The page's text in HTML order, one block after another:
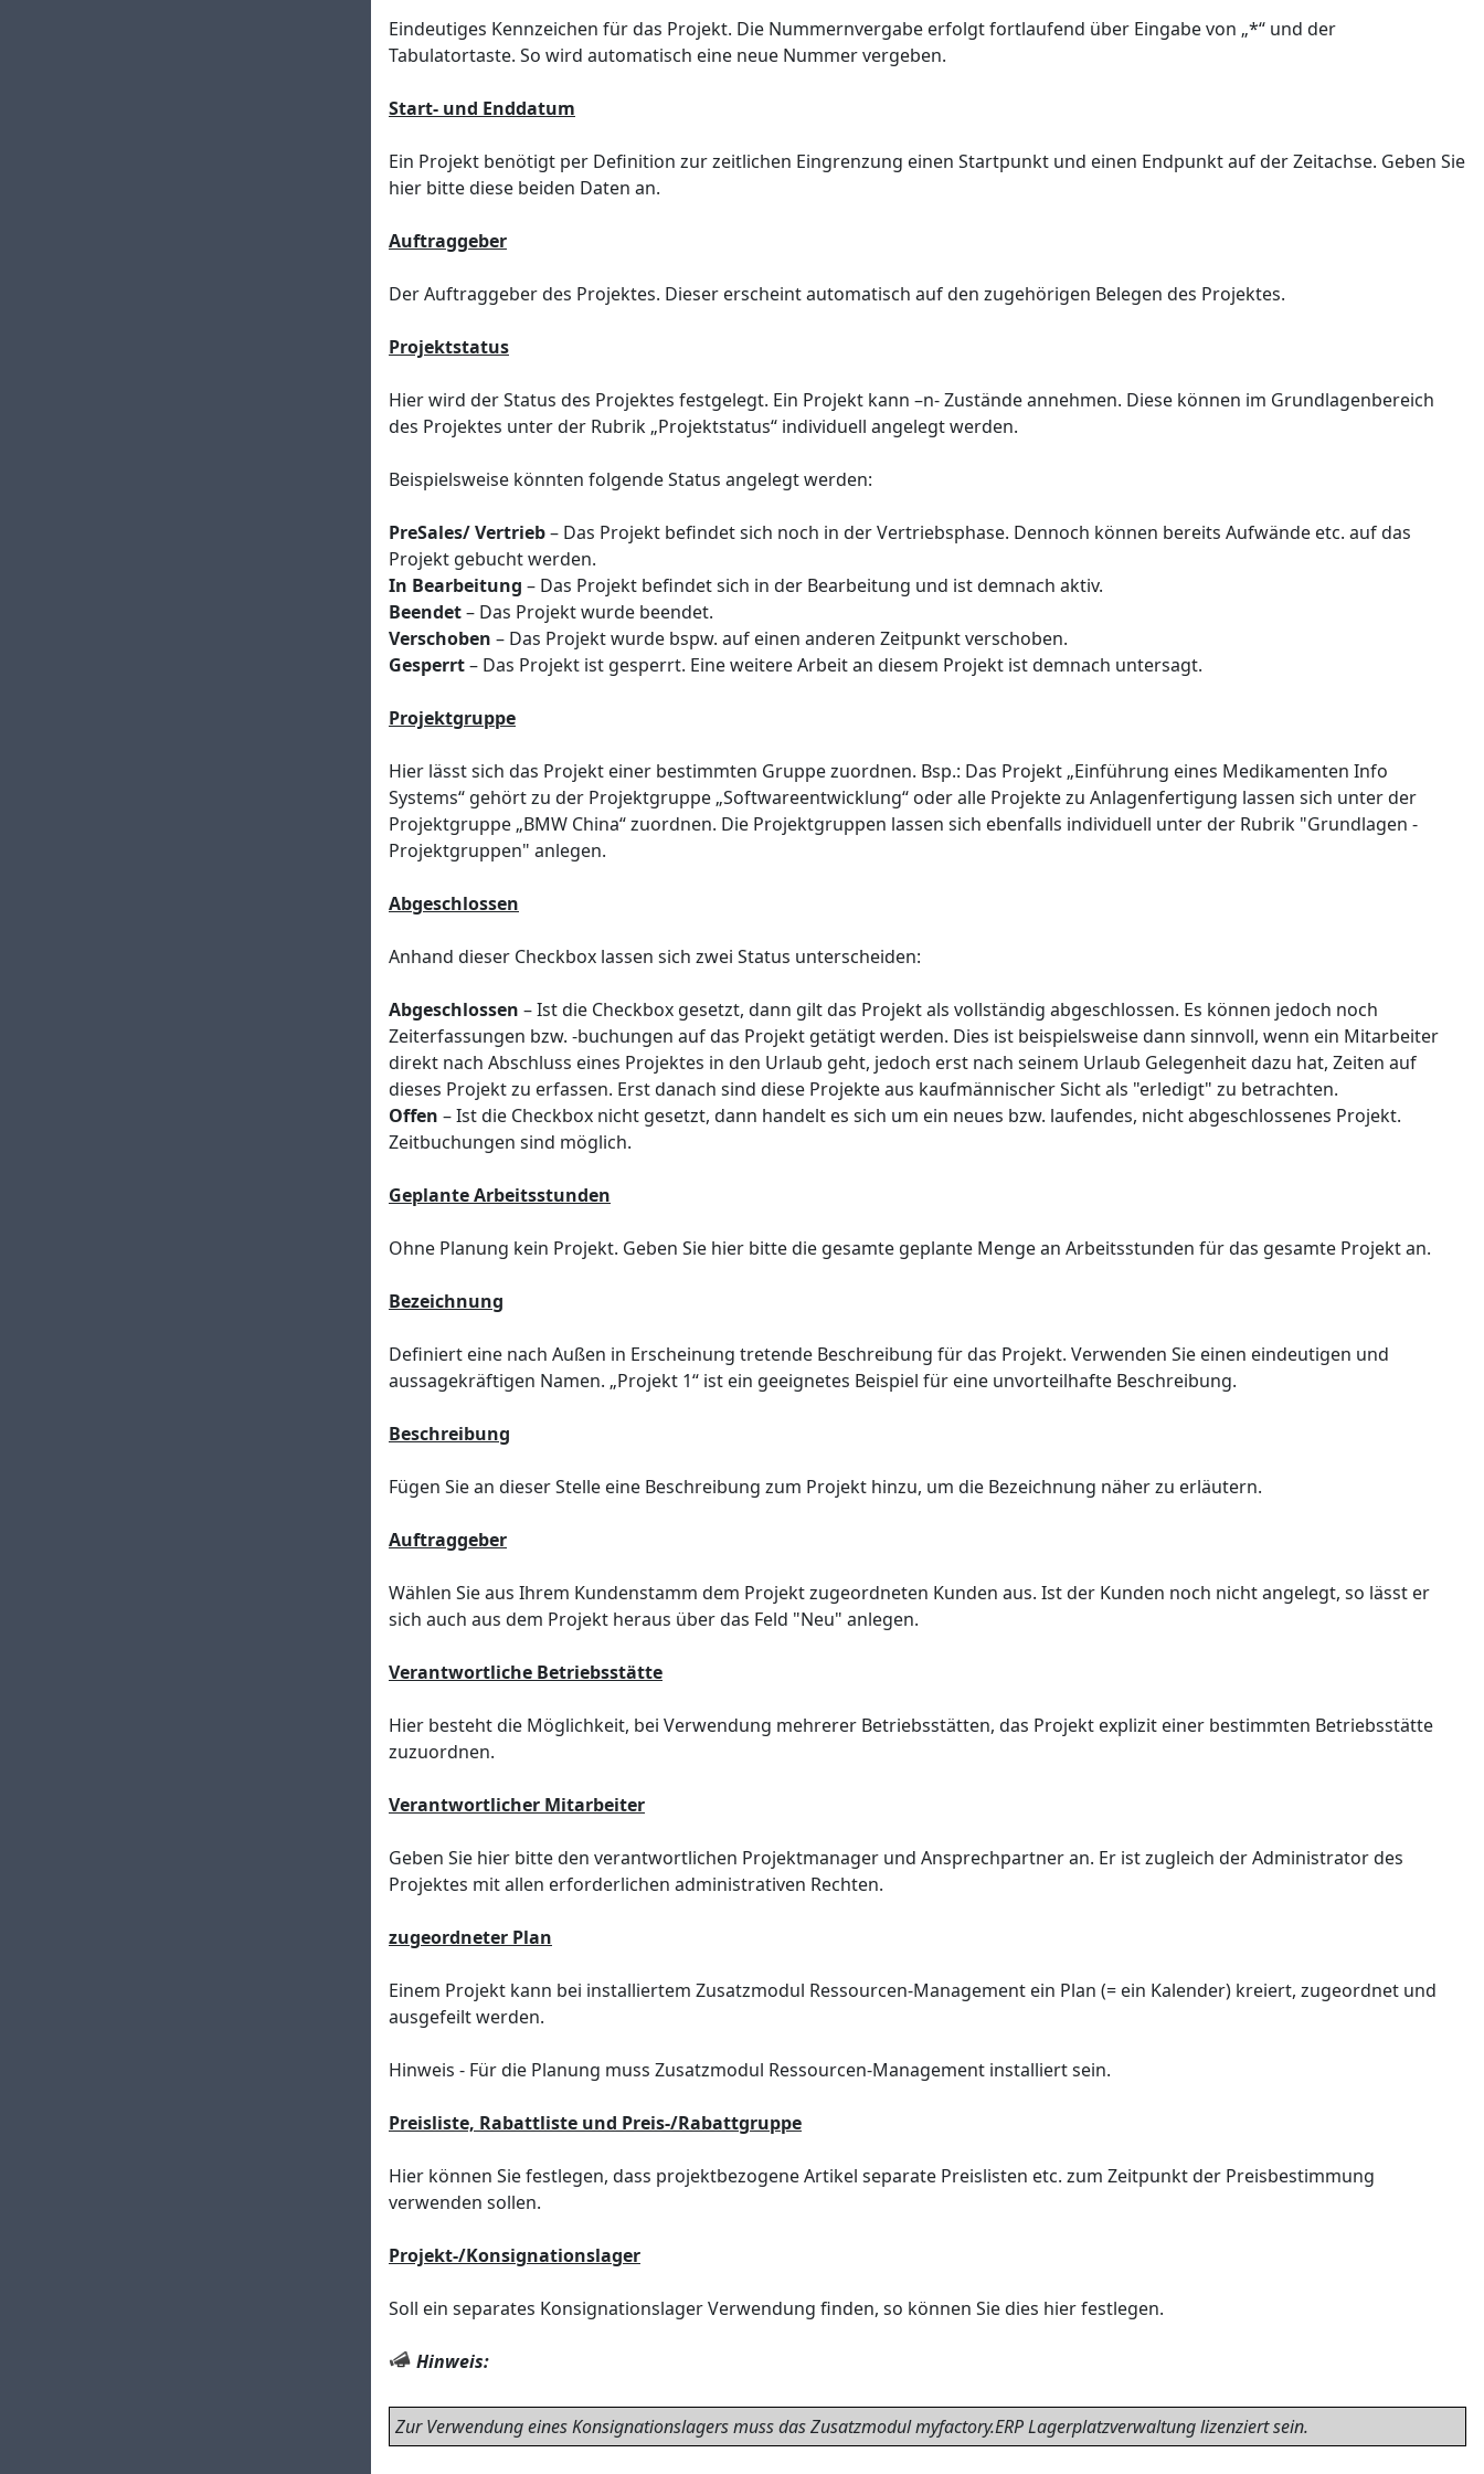
Eindeutiges Kennzeichen für das Projekt. Die Nummernvergabe erfolgt fortlaufend über Eingabe von „*“ und der
Tabulatortaste. So wird automatisch eine neue Nummer vergeben.
Start- und Enddatum
Ein Projekt benötigt per Definition zur zeitlichen Eingrenzung einen Startpunkt und einen Endpunkt auf der Zeitachse. Geben Sie
hier bitte diese beiden Daten an.
Auftraggeber
Der Auftraggeber des Projektes. Dieser erscheint automatisch auf den zugehörigen Belegen des Projektes.
Projektstatus
Hier wird der Status des Projektes festgelegt. Ein Projekt kann –n- Zustände annehmen. Diese können im Grundlagenbereich
des Projektes unter der Rubrik „Projektstatus“ individuell angelegt werden.
Beispielsweise könnten folgende Status angelegt werden:
PreSales/ Vertrieb– Das Projekt befindet sich noch in der Vertriebsphase. Dennoch können bereits Aufwände etc. auf das
Projekt gebucht werden.
In Bearbeitung – Das Projekt befindet sich in der Bearbeitung und ist demnach aktiv.
Beendet– Das Projekt wurde beendet.
Verschoben – Das Projekt wurde bspw. auf einen anderen Zeitpunkt verschoben.
Gesperrt– Das Projekt ist gesperrt. Eine weitere Arbeit an diesem Projekt ist demnach untersagt.
Projektgruppe
Hier lässt sich das Projekt einer bestimmten Gruppe zuordnen. Bsp.: Das Projekt „Einführung eines Medikamenten Info
Systems“ gehört zu der Projektgruppe „Softwareentwicklung“ oder alle Projekte zu Anlagenfertigung lassen sich unter der
Projektgruppe „BMW China“ zuordnen. Die Projektgruppen lassen sich ebenfalls individuell unter der Rubrik "Grundlagen -
Projektgruppen" anlegen.
Abgeschlossen
Anhand dieser Checkbox lassen sich zwei Status unterscheiden:
Abgeschlossen – Ist die Checkbox gesetzt, dann gilt das Projekt als vollständig abgeschlossen. Es können jedoch noch
Zeiterfassungen bzw. -buchungen auf das Projekt getätigt werden. Dies ist beispielsweise dann sinnvoll, wenn ein Mitarbeiter
direkt nach Abschluss eines Projektes in den Urlaub geht, jedoch erst nach seinem Urlaub Gelegenheit dazu hat, Zeiten auf
dieses Projekt zu erfassen. Erst danach sind diese Projekte aus kaufmännischer Sicht als "erledigt" zu betrachten.
Offen – Ist die Checkbox nicht gesetzt, dann handelt es sich um ein neues bzw. laufendes, nicht abgeschlossenes Projekt.
Zeitbuchungen sind möglich.
Geplante Arbeitsstunden
Ohne Planung kein Projekt. Geben Sie hier bitte die gesamte geplante Menge an Arbeitsstunden für das gesamte Projekt an.
Bezeichnung
Definiert eine nach Außen in Erscheinung tretende Beschreibung für das Projekt. Verwenden Sie einen eindeutigen und
aussagekräftigen Namen. „Projekt 1“ ist ein geeignetes Beispiel für eine unvorteilhafte Beschreibung.
Beschreibung
Fügen Sie an dieser Stelle eine Beschreibung zum Projekt hinzu, um die Bezeichnung näher zu erläutern.
Auftraggeber
Wählen Sie aus Ihrem Kundenstamm dem Projekt zugeordneten Kunden aus. Ist der Kunden noch nicht angelegt, so lässt er
sich auch aus dem Projekt heraus über das Feld "Neu" anlegen.
Verantwortliche Betriebsstätte
Hier besteht die Möglichkeit, bei Verwendung mehrerer Betriebsstätten, das Projekt explizit einer bestimmten Betriebsstätte
zuzuordnen.
Verantwortlicher Mitarbeiter
Geben Sie hier bitte den verantwortlichen Projektmanager und Ansprechpartner an. Er ist zugleich der Administrator des
Projektes mit allen erforderlichen administrativen Rechten.
zugeordneter Plan
Einem Projekt kann bei installiertem Zusatzmodul Ressourcen-Management ein Plan (= ein Kalender) kreiert, zugeordnet und
ausgefeilt werden.
Hinweis - Für die Planung muss Zusatzmodul Ressourcen-Management installiert sein.
Preisliste, Rabattliste und Preis-/Rabattgruppe
Hier können Sie festlegen, dass projektbezogene Artikel separate Preislisten etc. zum Zeitpunkt der Preisbestimmung
verwenden sollen.
Projekt-/Konsignationslager
Soll ein separates Konsignationslager Verwendung finden, so können Sie dies hier festlegen.
Hinweis:
Zur Verwendung eines Konsignationslagers muss das Zusatzmodul myfactory.ERP Lagerplatzverwaltung lizenziert sein.